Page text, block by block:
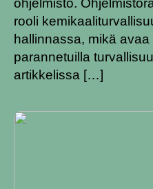
ohjelmisto.
rooli
hallinnassa, mikä
parannetuilla
artikkelissa […]